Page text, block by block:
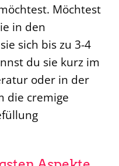
Möchtest
in den
sich bis zu 3-4
du sie kurz im
oder in der
die cremige